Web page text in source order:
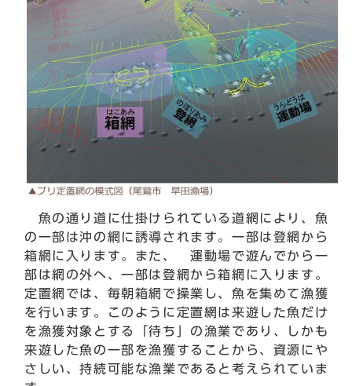
魚の通り道に仕掛けられている道網により、魚
の一部は沖の網に誘導されます。一部は登網から
箱網に入ります。また、 運動場で遊んでから一
部は網の外へ、一部は登網から箱網に入ります。
定置網では、毎朝箱網で操業し、魚を集めて漁獲
を行います。このように定置網は来遊した魚だけ
を漁獲対象とする「待ち」の漁業であり、しかも
来遊した魚の一部を漁獲することから、資源にや
さしい、持続可能な漁業であると考えられていま